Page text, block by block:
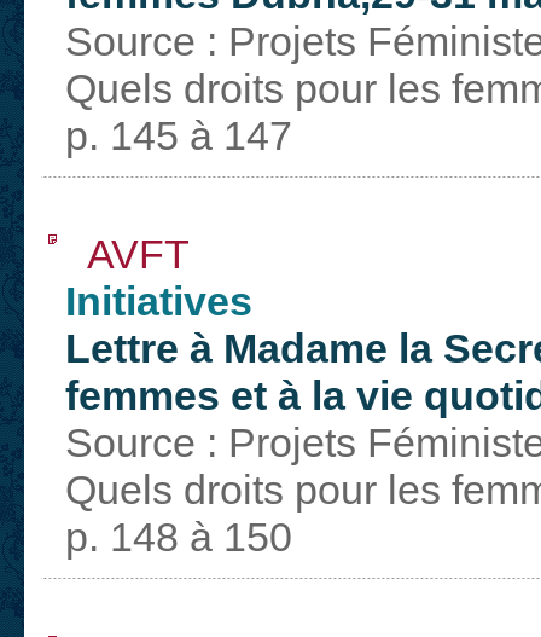
Source : Projets
Quels droits pour les
p. 145 à 147
AVFT
Initiatives
Lettre à Madame la
femmes et à la vie
Source : Projets
Quels droits pour les
p. 148 à 150